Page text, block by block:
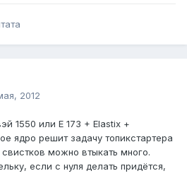
2012
1550 или E 173 + Elastix +
ядро решит задачу топикстартера
можно втыкать много.
если с нуля делать придётся,